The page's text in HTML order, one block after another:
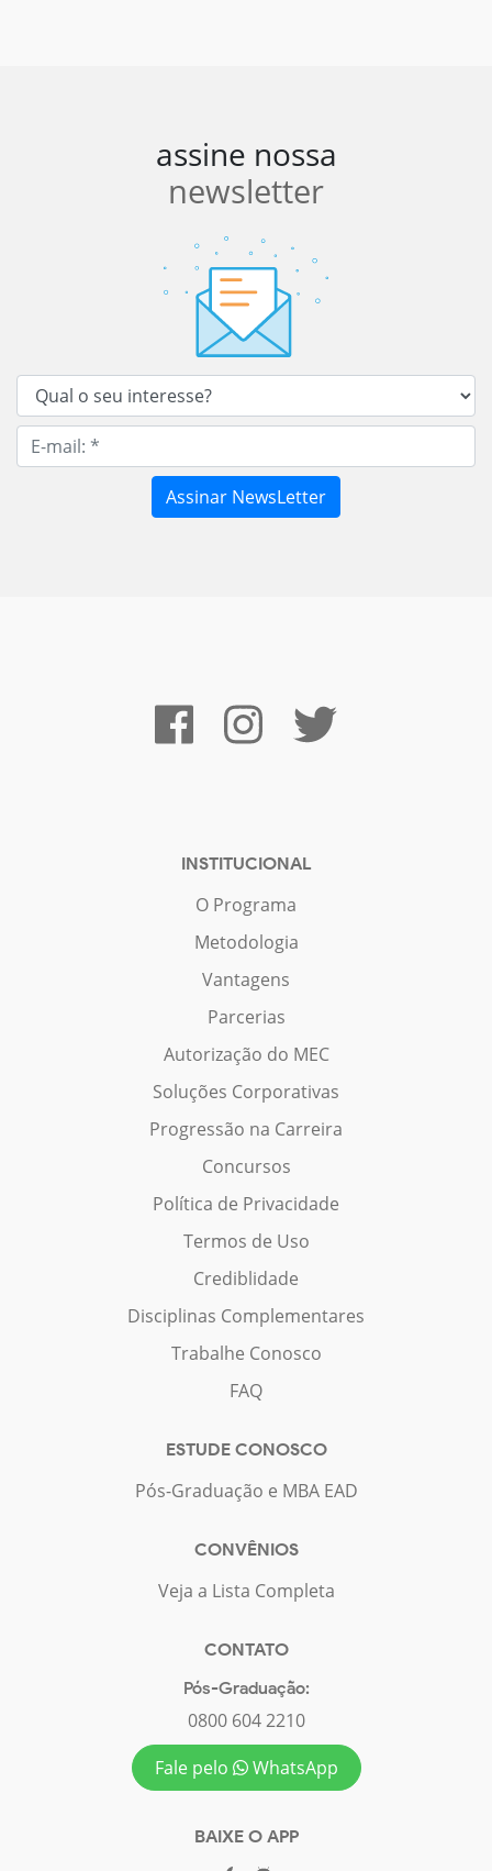
assine nossa
newsletter
INSTITUCIONAL
O Programa
Metodologia
Vantagens
Parcerias
Autorização do MEC
Soluções Corporativas
Progressão na Carreira
Concursos
Política de Privacidade
Termos de Uso
Crediblidade
Disciplinas Complementares
Trabalhe Conosco
FAQ
ESTUDE CONOSCO
Pós-Graduação e MBA EAD
CONVÊNIOS
Veja a Lista Completa
CONTATO
Pós-Graduação:
0800 604 2210
Fale pelo
WhatsApp
BAIXE O APP